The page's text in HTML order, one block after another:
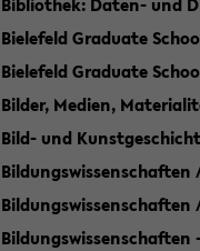
Bielefeld Graduate
Bielefeld Graduate
Bilder, Medien,
Bild- und
Bildungswissenschaften
Bildungswissenschaften